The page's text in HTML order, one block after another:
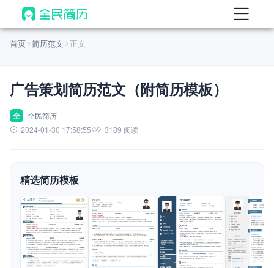
首页
AI 生成简历
AI 优化简历
AI 翻译简历
AI 模拟面试
面试自我介绍
AI 职场工具 New
简历模板
首页 简历范文 正文
广告策划简历范文（附简历模板）
全
全民简历
2024-01-30 17:58:55
3189 阅读
精选简历模板
查看模板 查看模板 查看模板 查看模板